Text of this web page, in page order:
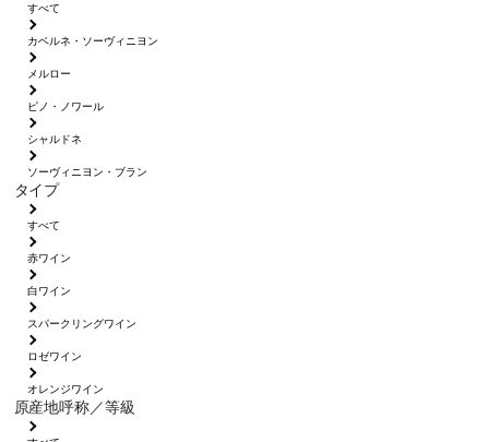
すべて
カベルネ・ソーヴィニヨン
メルロー
ピノ・ノワール
シャルドネ
ソーヴィニヨン・ブラン
タイプ
すべて
赤ワイン
白ワイン
スパークリングワイン
ロゼワイン
オレンジワイン
原産地呼称／等級